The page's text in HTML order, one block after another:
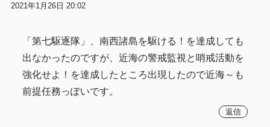
2021年1月26日 20:02
「第七駆逐隊」、南西諸島を駆ける！を達成しても
出なかったのですが、近海の警戒監視と哨戒活動を
強化せよ！を達成したところ出現したので近海～も
前提任務っぽいです。
返信